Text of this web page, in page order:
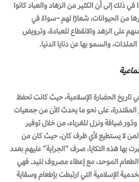
ذلك إلى أن الكثير من الزهاد والعباد كانوا
من الحيوانات، شعارًا لهم -سواءً في
على الزهد والانقطاع للعبادة، وترويض
والسمو بها عن دنايا الدنيا.
تاريخ الحضارة الإسلامية، حيث كانت تحفظ
المقتدرة، على نحو ما يحدث الآن من جمعيات
ودُور ضيافة ونزل للغرباء، من خلال توفير
لمن لا يستطيع لأي ظرف كان، حيث كان من
بها هذه التكايا، صرف “الجراية” عليهم بعدد
الموحد، مع إعطاء مصروف لليد. فهي
الإسلامية التي ارتبطت بإطعام وسقاية